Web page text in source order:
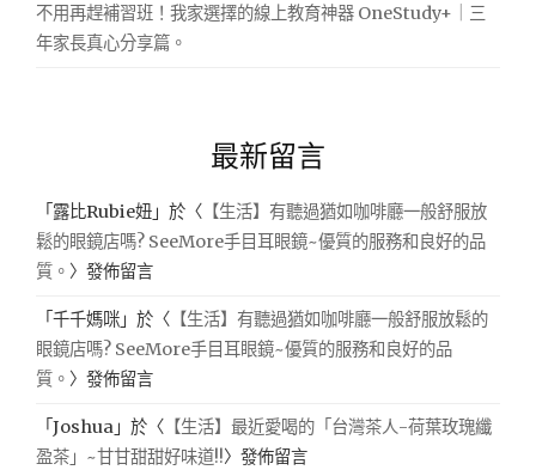
不用再趕補習班！我家選擇的線上教育神器 OneStudy+｜三
年家長真心分享篇。
最新留言
「 露比Rubie妞 」於〈 【生活】有聽過猶如咖啡廳一般舒服放
鬆的眼鏡店嗎? SeeMore手目耳眼鏡~優質的服務和良好的品
質。 〉發佈留言
「千千媽咪 」於〈 【生活】有聽過猶如咖啡廳一般舒服放鬆的
眼鏡店嗎? SeeMore手目耳眼鏡~優質的服務和良好的品
質。 〉發佈留言
「Joshua 」於〈 【生活】最近愛喝的「台灣茶人-荷葉玫瑰纖
盈茶」~甘甘甜甜好味道!!〉發佈留言